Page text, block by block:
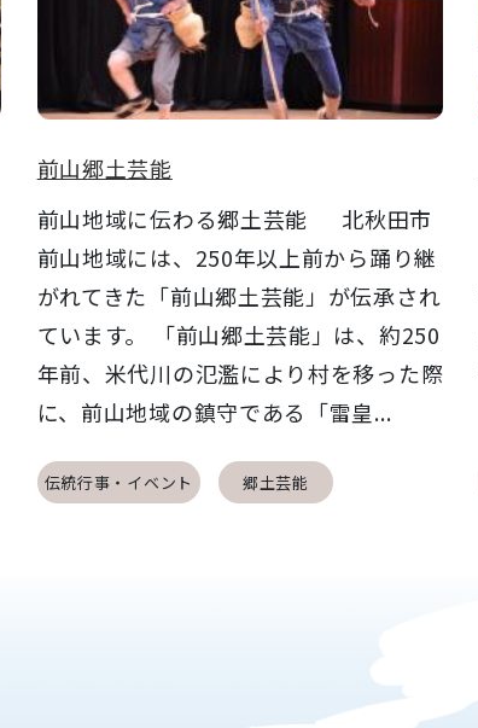
前山郷土芸能
前山地域に伝わる郷土芸能 北秋田市
前山地域には、250年以上前から踊り継
がれてきた「前山郷土芸能」が伝承され
ています。 「前山郷土芸能」は、約250
年前、米代川の氾濫により村を移った際
に、前山地域の鎮守である「雷皇...
伝統行事・イベント 郷土芸能